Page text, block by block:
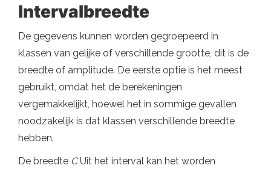
Intervalbreedte
De gegevens kunnen worden gegroepeerd in
klassen van gelijke of verschillende grootte, dit is de
breedte of amplitude. De eerste optie is het meest
gebruikt, omdat het de berekeningen
vergemakkelijkt, hoewel het in sommige gevallen
noodzakelijk is dat klassen verschillende breedte
hebben.
De breedte CUit het interval kan het worden